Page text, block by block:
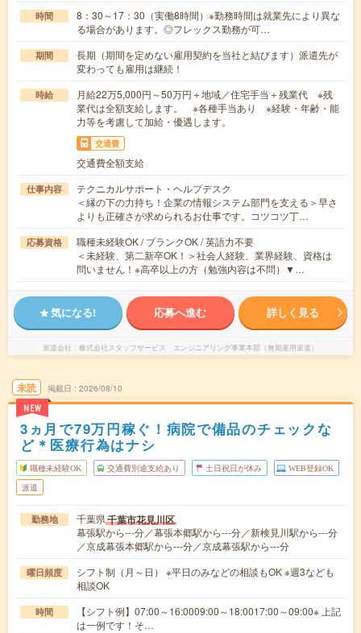
時間
8：30～17：30（実働8時間）※勤務時間は就業先により異な
る場合があります。◎フレックス勤務が可…
期間
長期（期間を定めない雇用契約を当社と結びます）派遣先が
変わっても雇用は継続！
時給
月給22万5,000円～50万円＋地域／住宅手当＋残業代 ※残
業代は全額支給します。 ※各種手当あり ※経験・年齢・能
力等を考慮して加給・優遇します。
交通費
交通費全額支給
仕事内容
テクニカルサポート・ヘルプデスク
＜縁の下の力持ち！企業の情報システム部門を支える＞早さ
よりも正確さが求められるお仕事です。コツコツ丁…
応募資格
職種未経験OK / ブランクOK / 英語力不要
＜未経験、第二新卒OK！＞社会人経験、業界経験、資格は
問いません！※高卒以上の方（勉強内容は不問）▼…
気になる! 応募へ進む 詳しく見る
派遣会社 株式会社スタッフサービス エンジニアリング事業本部（無期雇用派遣）
未読
NEW
掲載日 2026/08/10
3ヵ月で79万円稼ぐ！病院で備品のチェックな
ど＊医療行為はナシ
職種未経験OK 交通費別途支給あり 土日祝日が休み WEB登録OK
派遣
勤務地 千葉県千葉市花見川区
幕張駅から---分／幕張本郷駅から---分／新検見川駅から---分
／京成幕張本郷駅から---分／京成幕張駅から---分
曜日頻度
シフト制（月～日） ※平日のみなどの相談もOK ※週3なども
相談OK
時間
【シフト例】07:00～16:0009:00～18:0017:00～09:00※ 上記
は一例です！そ…